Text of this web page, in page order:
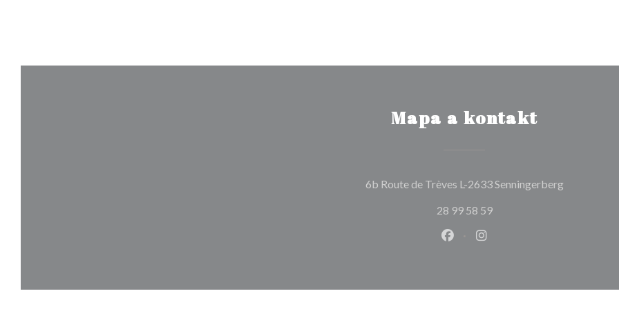
Mapa a kontakt
6b Route de Trèves L-2633 Senningerberg((otevře se
28 99 58 59
Facebook ((otevře se v novém
Instagram ((otevře se v